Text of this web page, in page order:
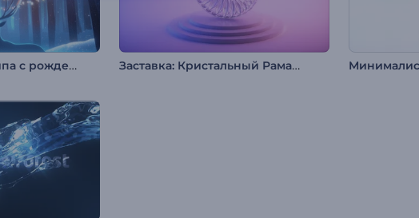
Появление логотипа с рождественским оленем Заставка: Кристальный Рамадан